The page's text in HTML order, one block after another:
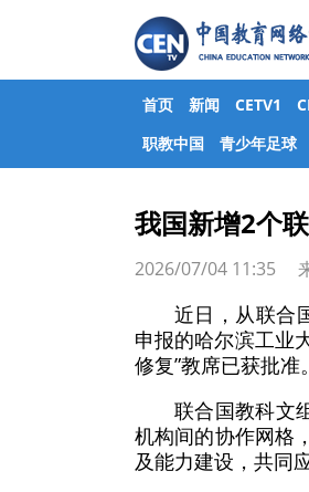
首页 新闻 CETV1
职教中国
青少年足球
我国新增2个
2026/07/04 11:35
近日，从联合
申报的哈尔滨工业
修复”教席已获批
联合国教科文
机构间的协作网格
及能力建设，共同